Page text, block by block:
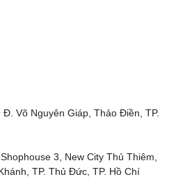
Võ Nguyên Giáp, Thảo Điền, TP.
3, New City Thủ Thiêm,
TP. Thủ Đức, TP. Hồ Chí